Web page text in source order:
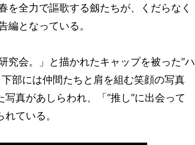
を全力で謳歌する劔たちが、くだらなく
編となっている。
究会。」と描かれたキャップを被った”ハ
部には仲間たちと肩を組む笑顔の写真
真があしらわれ、「”推し”に出会って
ている。